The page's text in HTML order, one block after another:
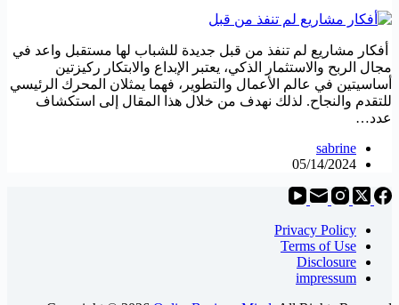
أفكار مشاريع لم تنفذ من قبل جديدة للشباب لها مستقبل واعد في
مجال الربح والاستثمار الذكي، يعتبر الإبداع والابتكار ركيزتين
أساسيتين في عالم الأعمال والتطوير، فهما يمثلان المحرك الرئيسي
للتقدم والنجاح. لذلك نهدف من خلال هذا المقال إلى استكشاف
عدد…
sabrine
05/14/2024
Privacy Policy
Terms of Use
Disclosure
impressum